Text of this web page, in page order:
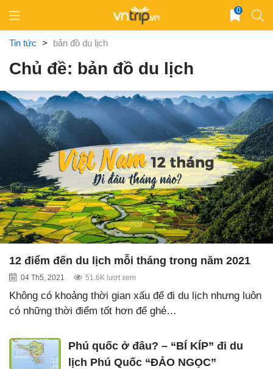
content
0
Tin tức > bản đồ du lịch
Chủ đề: bản đồ du lịch
12 điểm đến du lịch mỗi tháng trong năm 2021
04 Th5, 2021 51.6K lượt xem
Không có khoảng thời gian xấu để đi du lịch nhưng luôn
có những thời điểm tốt hơn để ghé…
Phú quốc ở đâu? – “BÍ KÍP” đi du
lịch Phú Quốc “ĐẢO NGỌC”